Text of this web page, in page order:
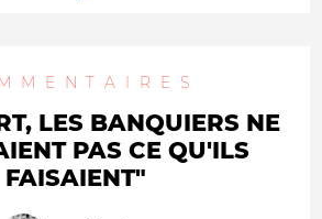
LES BANQUIERS NE
PAS CE QU'ILS
FAISAIENT"